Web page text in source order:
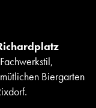
Biergarten